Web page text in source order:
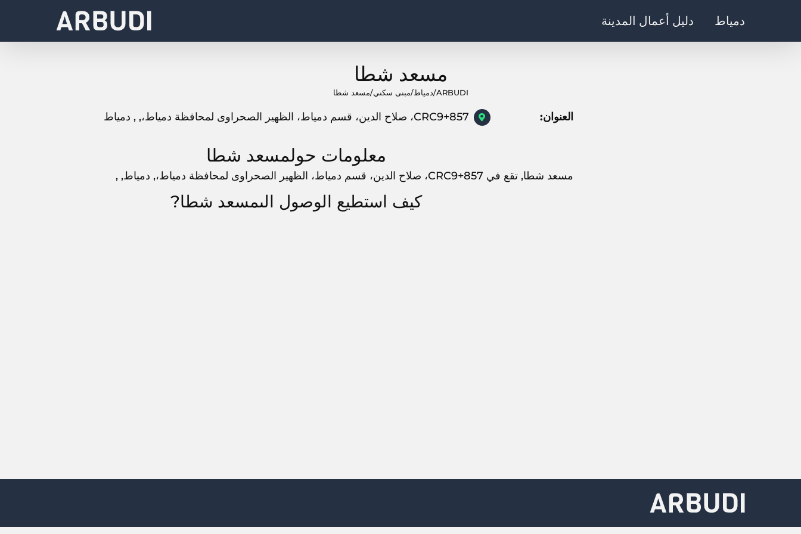
content
دمياط دليل أعمال المدينة
مسعد شطا
ARBUDI
/دمياط/مبنى سكني/مسعد شطا
العنوان: CRC9+857، صلاح الدين، قسم دمياط، الظهير الصحراوى لمحافظة دمياط،, , دمياط
معلومات حولمسعد شطا
مسعد شطا, تقع في CRC9+857، صلاح الدين، قسم دمياط، الظهير الصحراوى لمحافظة دمياط،, دمياط, ,
كيف استطيع الوصول الىمسعد شطا?